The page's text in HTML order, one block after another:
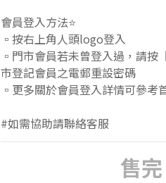
會員登入方法⭐️
▫️按右上角人頭logo登入
▫️門市會員若未曾登入過，請按
市登記會員之電郵重設密碼
▫️更多關於會員登入詳情可參考
#如需協助請聯絡客服
售完